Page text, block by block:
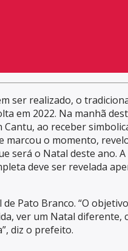
ser realizado, o
em 2022. Na manhã
ao receber
marcou o momento,
será o Natal deste ano. A
deve ser revelada
Pato Branco. “O
ver um Natal diferente,
diz o prefeito.